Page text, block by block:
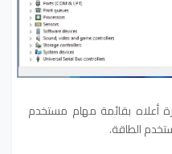
أعلاه بقائمة مهام مستخدم
الطاقة.